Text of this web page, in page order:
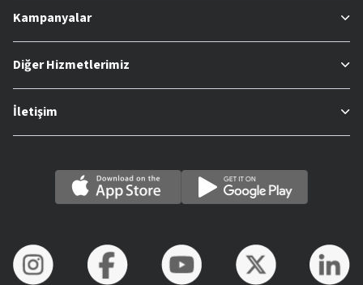
Kampanyalar
Diğer Hizmetlerimiz
İletişim